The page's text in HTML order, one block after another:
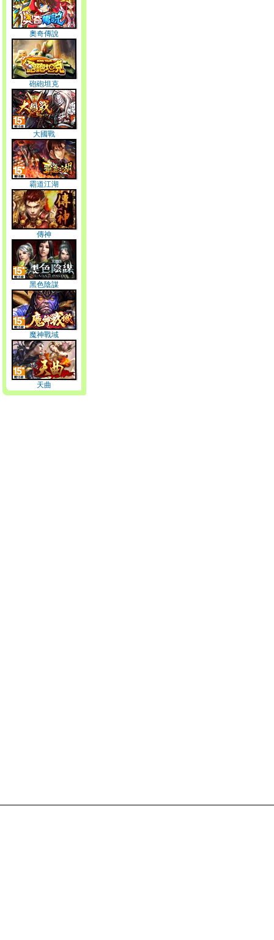
奧奇傳說
砲砲坦克
大國戰
霸道江湖
傳神
黑色陰謀
魔神戰域
天曲